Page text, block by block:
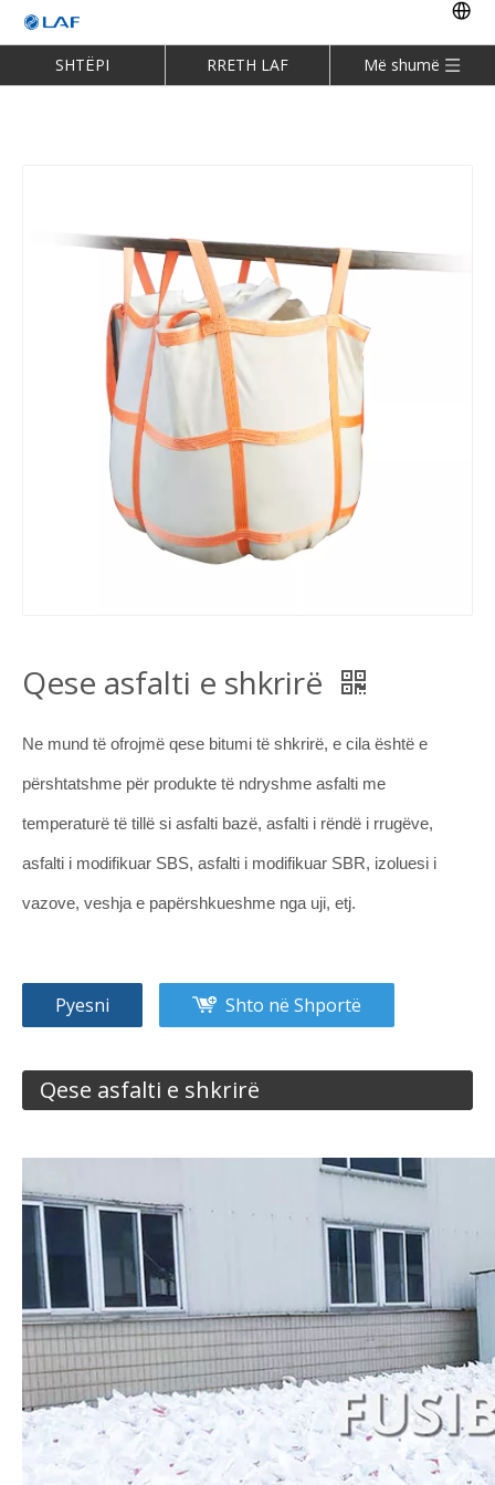
SHTËPI RRETH LAF Më shumë
Qese asfalti e shkrirë
Ne mund të ofrojmë qese bitumi të shkrirë, e cila është e
përshtatshme për produkte të ndryshme asfalti me
temperaturë të tillë si asfalti bazë, asfalti i rëndë i rrugëve,
asfalti i modifikuar SBS, asfalti i modifikuar SBR, izoluesi i
vazove, veshja e papërshkueshme nga uji, etj.
Pyesni Shto në Shportë
Qese asfalti e shkrirë